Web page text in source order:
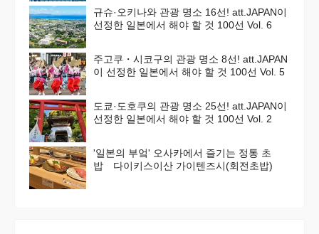
규슈·오키나와 관광 명소 16선! att.JAPAN이
선정한 일본에서 해야 할 것 100선 Vol. 6
주고쿠・시코구의 관광 명소 8선! att.JAPAN
이 선정한 일본에서 해야 할 것 100선 Vol. 5
도쿄·도호쿠의 관광 명소 25선! att.JAPAN이
선정한 일본에서 해야 할 것 100선 Vol. 2
'일본의 부엌' 오사카에서 즐기는 정통 초
밥 다이키스이산 가이텐즈시(회전초밥)